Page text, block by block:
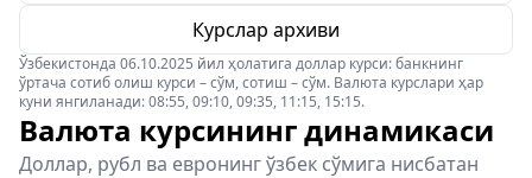
Курслар архиви
Ўзбекистонда 06.10.2025 йил ҳолатига доллар курси: банкнинг
ўртача сотиб олиш курси – сўм, сотиш – сўм. Валюта курслари ҳар
куни янгиланади: 08:55, 09:10, 09:35, 11:15, 15:15.
Валюта курсининг динамикаси
Доллар, рубл ва евронинг ўзбек сўмига нисбатан